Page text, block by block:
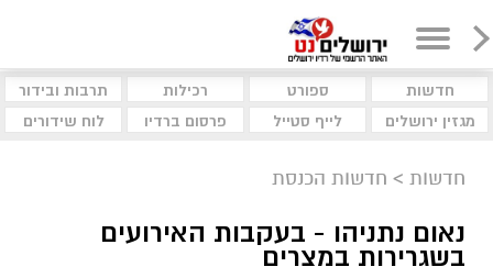
חדשות ספורט רכילות
תרבות ובידור
מגזין ירושלים
לייף סטייל פרסום ברדיו לוח שידורים
חדשות > חדשות הכנסת
נאום נתניהו - בעקבות האירועים
בשגרירות במצרים